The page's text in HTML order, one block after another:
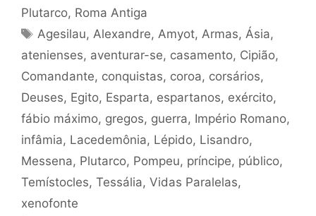
Plutarco, Roma Antiga
Tags
Agesilau,Alexandre,Amyot,Armas,Ásia,
atenienses, aventurar-se, casamento, Cipião,
Comandante, conquistas, coroa, corsários,
Deuses, Egito, Esparta, espartanos, exército,
fábio máximo, gregos, guerra, Império Romano,
infâmia, Lacedemônia, Lépido, Lisandro,
Messena, Plutarco, Pompeu, príncipe, público,
Temístocles, Tessália, Vidas Paralelas,
xenofonte